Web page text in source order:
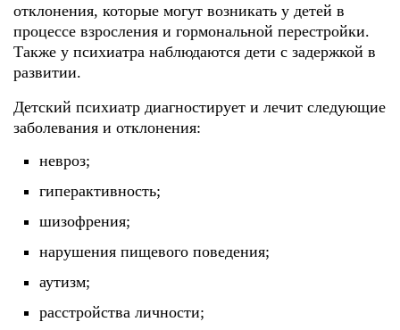
отклонения, которые могут возникать у детей в
процессе взросления и гормональной перестройки.
Также у психиатра наблюдаются дети с задержкой в
развитии.
Детский психиатр диагностирует и лечит следующие
заболевания и отклонения:
невроз;
гиперактивность;
шизофрения;
нарушения пищевого поведения;
аутизм;
расстройства личности;